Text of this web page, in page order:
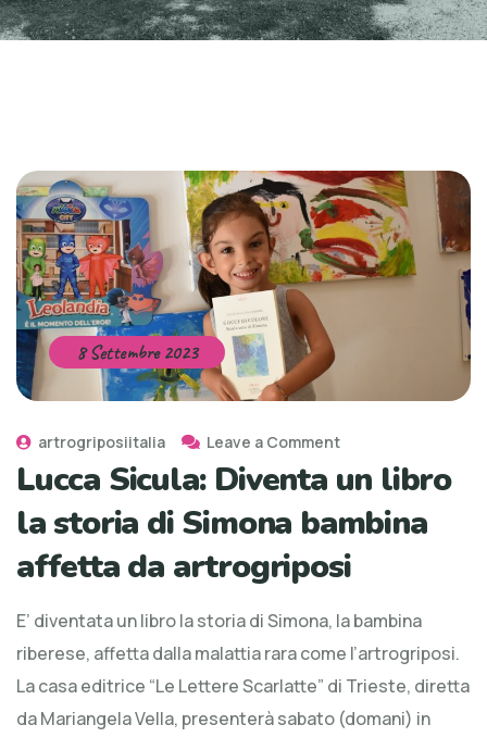
8 Settembre 2023
artrogriposiitalia Leave a Comment
Lucca Sicula: Diventa un libro
la storia di Simona bambina
affetta da artrogriposi
E’ diventata un libro la storia di Simona, la bambina
riberese, affetta dalla malattia rara come l’artrogriposi.
La casa editrice “Le Lettere Scarlatte” di Trieste, diretta
da Mariangela Vella, presenterà sabato (domani) in